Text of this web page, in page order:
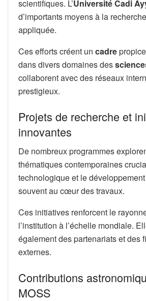
scientifiques. L’Université Cadi
d’importants moyens à la
appliquée.
Ces efforts créent un cadre
dans divers domaines des
collaborent avec des réseaux
prestigieux.
Projets de recherche et
innovantes
De nombreux programmes
thématiques contemporaines
technologique et le
souvent au cœur des travaux.
Ces initiatives renforcent le
l’institution à l’échelle mondiale.
également des partenariats et des
externes.
Contributions
MOSS